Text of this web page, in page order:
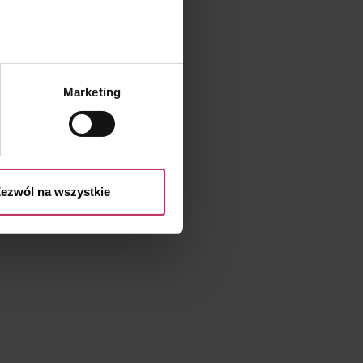
Ci prawach
Marketing
na wszystkie